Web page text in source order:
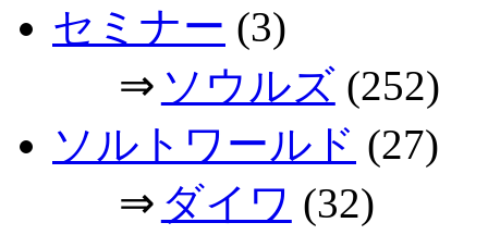
セミナー (3)
⇒ ソウルズ(252)
ソルトワールド (27)
⇒ ダイワ (32)